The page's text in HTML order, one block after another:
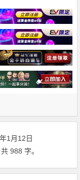
1月12日
988 字。